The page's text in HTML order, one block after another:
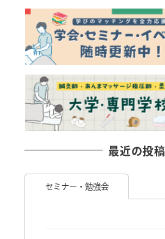
最近の投稿
セミナー・勉強会